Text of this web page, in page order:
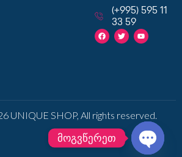
(+995) 595 11
33 59
UNIQUE SHOP, All rights reserved.
მოგვწერეთ